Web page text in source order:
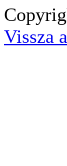
Vissza